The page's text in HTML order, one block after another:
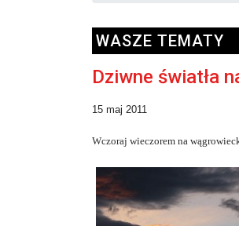
WASZE TEMATY
Dziwne światła
15 maj 2011
Wczoraj wieczorem na